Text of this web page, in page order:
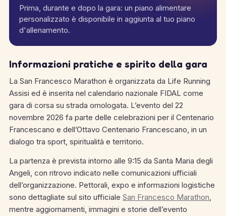
Prima, durante e dopo la gara: un piano alimentare
personalizzato è disponibile in aggiunta al tuo piano
d'allenamento.
Informazioni pratiche e spirito della gara
La San Francesco Marathon è organizzata da Life Running
Assisi ed è inserita nel calendario nazionale FIDAL come
gara di corsa su strada omologata. L’evento del 22
novembre 2026 fa parte delle celebrazioni per il Centenario
Francescano e dell’Ottavo Centenario Francescano, in un
dialogo tra sport, spiritualità e territorio.
La partenza è prevista intorno alle 9:15 da Santa Maria degli
Angeli, con ritrovo indicato nelle comunicazioni ufficiali
dell’organizzazione. Pettorali, expo e informazioni logistiche
sono dettagliate sul sito ufficiale San Francesco Marathon,
mentre aggiornamenti, immagini e storie dell’evento